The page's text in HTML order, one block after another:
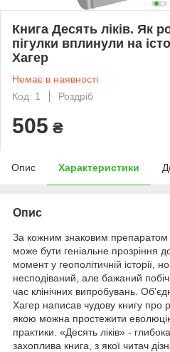
Книга Десять ліків. Як
пігулки вплинули на
Хагер
Немає в наявності
Код: 1
Роздріб
505 ₴
Опис Характеристики
Опис
За кожним знаковим препаратом
може бути геніальне прозріння
момент у геополітичній історії,
несподіваний, але бажаний
час клінічних випробувань.
Хагер написав чудову книгу про
якою можна простежити
практики. «Десять ліків» -
захоплива книга, з якої читач